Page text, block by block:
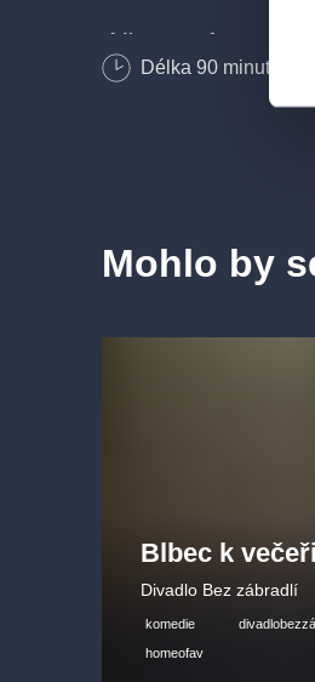
- Roman Zach
Délka 90 minut
Mohlo by
Blbec k večeři
Divadlo Bez zábradlí
komedie
homeofav